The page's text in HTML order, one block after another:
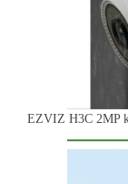
EZVIZ H3C 2MP